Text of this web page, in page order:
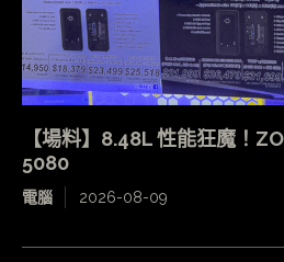
【場料】8.48L 性能狂魔！
5080
電腦 2026-08-09